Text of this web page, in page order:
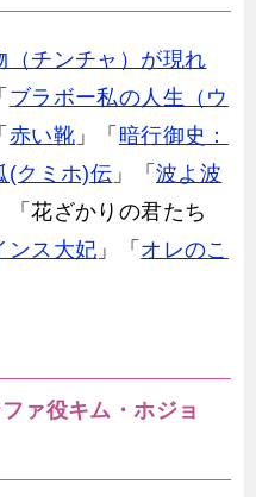
（チンチャ）が現れ
ブラボー私の人生（ウ
赤い靴 」「 暗行御史：
(クミホ)伝 」「波よ波
「花ざかりの君たち
ンス大妃 」「 オレのこ
ァ役キム・ホジョ